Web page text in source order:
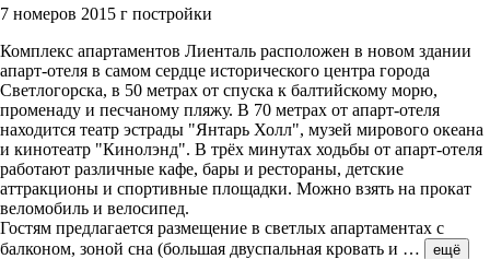
7 номеров 2015 г постройки
Комплекс апартаментов Лиенталь расположен в новом здании
апарт-отеля в самом сердце исторического центра города
Светлогорска, в 50 метрах от спуска к балтийскому морю,
променаду и песчаному пляжу. В 70 метрах от апарт-отеля
находится театр эстрады "Янтарь Холл", музей мирового океана
и кинотеатр "Кинолэнд". В трёх минутах ходьбы от апарт-отеля
работают различные кафе, бары и рестораны, детские
аттракционы и спортивные площадки. Можно взять на прокат
веломобиль и велосипед.
Гостям предлагается размещение в светлых апартаментах с
балконом, зоной сна (большая двуспальная кровать и … ещё